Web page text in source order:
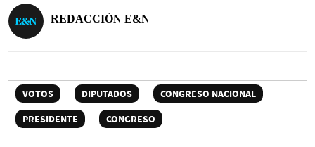
REDACCIÓN E&N
VOTOS DIPUTADOS
CONGRESO NACIONAL
PRESIDENTE
CONGRESO